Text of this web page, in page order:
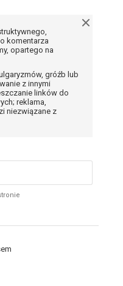
komentarza
opartego na
gróźb lub
z innymi
linków do
reklama,
niezwiązane z